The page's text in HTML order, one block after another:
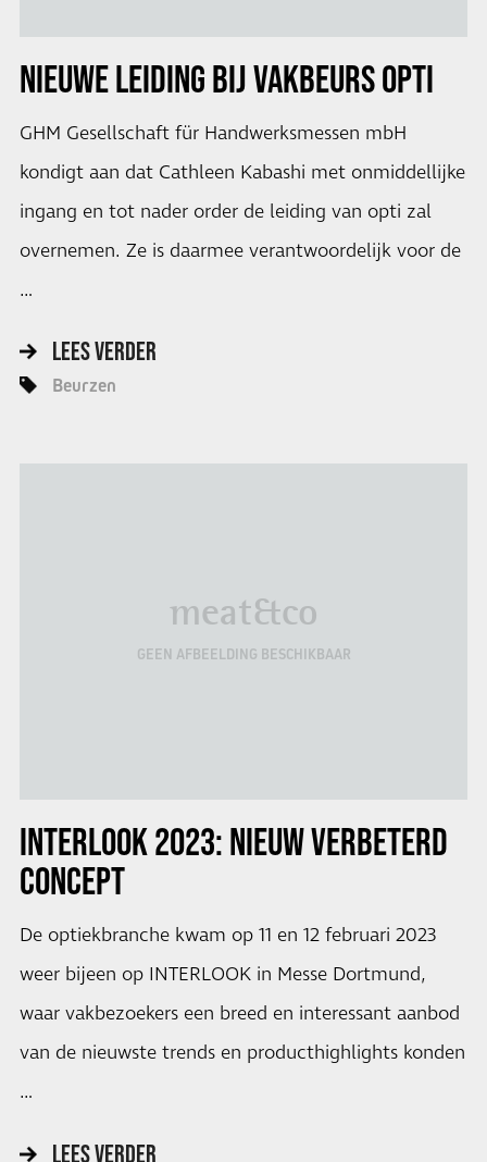
NIEUWE LEIDING BIJ VAKBEURSOPTI
GHM Gesellschaft für Handwerksmessen mbH
kondigt aan dat Cathleen Kabashi met onmiddellijke
ingang en tot nader order de leiding van opti zal
overnemen. Ze is daarmee verantwoordelijk voor de
…
LEES VERDER
Beurzen
meat&co
GEEN AFBEELDING BESCHIKBAAR
INTERLOOK 2023: NIEUW VERBETERD
CONCEPT
De optiekbranche kwam op 11 en 12 februari 2023
weer bijeen op INTERLOOK in Messe Dortmund,
waar vakbezoekers een breed en interessant aanbod
van de nieuwste trends en producthighlights konden
…
LEES VERDER